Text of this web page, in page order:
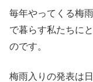
毎年やってくる梅
で暮らす私たちに
のです。
梅雨入りの発表は